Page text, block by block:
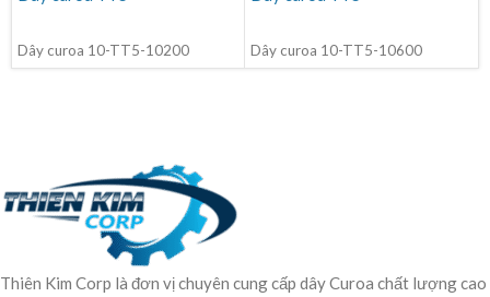
Dây curoa 10-TT5-10200
Dây curoa 10-TT5-10600
Thiên Kim Corp là đơn vị chuyên cung cấp dây Curoa chất lượng cao